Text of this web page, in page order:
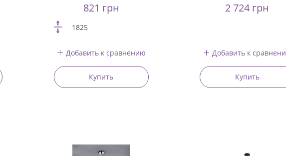
821 грн
1825
Добавить к сравнению
Купить
2 724 грн
Добавить к
Купить